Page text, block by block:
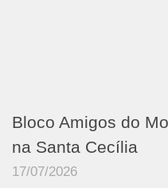
Bloco Amigos do
na Santa Cecília
17/07/2026